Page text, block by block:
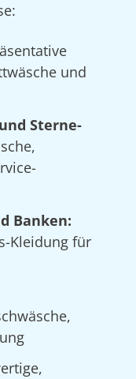
und
Sterne-
Banken:
Kleidung für